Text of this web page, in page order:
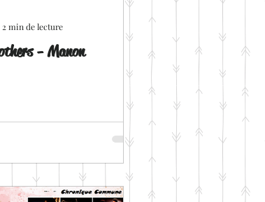
- Manon
2 min de lecture